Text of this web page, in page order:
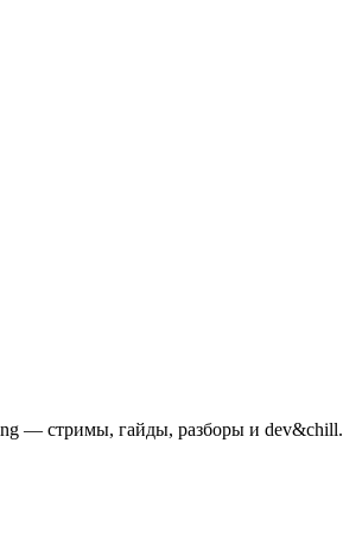
— стримы, гайды, разборы и dev&chill.